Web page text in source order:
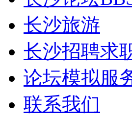
长沙旅游
长沙招聘求
论坛模拟服
联系我们